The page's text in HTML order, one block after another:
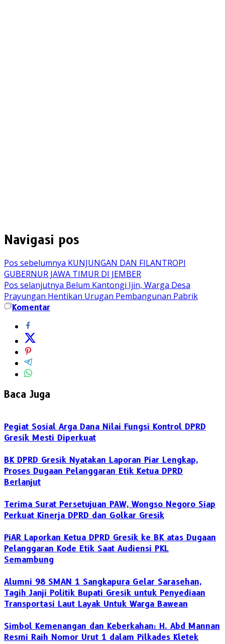
Navigasi pos
Pos sebelumnya KUNJUNGAN DAN FILANTROPI
GUBERNUR JAWA TIMUR DI JEMBER
Pos selanjutnya Belum Kantongi Ijin, Warga Desa
Prayungan Hentikan Urugan Pembangunan Pabrik
Komentar
Baca Juga
Pegiat Sosial Arga Dana Nilai Fungsi Kontrol DPRD
Gresik Mesti Diperkuat
BK DPRD Gresik Nyatakan Laporan Piar Lengkap,
Proses Dugaan Pelanggaran Etik Ketua DPRD
Berlanjut
Terima Surat Persetujuan PAW, Wongso Negoro Siap
Perkuat Kinerja DPRD dan Golkar Gresik
PiAR Laporkan Ketua DPRD Gresik ke BK atas Dugaan
Pelanggaran Kode Etik Saat Audiensi PKL
Semambung
Alumni 98 SMAN 1 Sangkapura Gelar Sarasehan,
Tagih Janji Politik Bupati Gresik untuk Penyediaan
Transportasi Laut Layak Untuk Warga Bawean
Simbol Kemenangan dan Keberkahan: H. Abd Mannan
Resmi Raih Nomor Urut 1 dalam Pilkades Kletek